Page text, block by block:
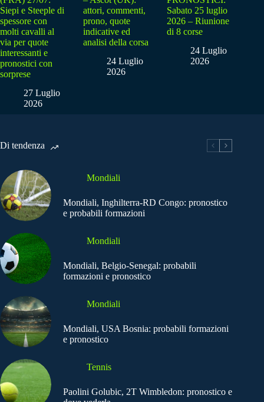
Siepi e Steeple di
spessore con
molti cavalli al
via per quote
interessanti e
pronostici con
sorprese
27 Luglio
2026
attori, commenti,
prono, quote
indicative ed
analisi della corsa
24 Luglio
2026
Sabato 25 luglio
2026 – Riunione
di 8 corse
24 Luglio
2026
Di tendenza
Mondiali
Mondiali, Inghilterra-RD Congo: pronostico
e probabili formazioni
Mondiali
Mondiali, Belgio-Senegal: probabili
formazioni e pronostico
Mondiali
Mondiali, USA Bosnia: probabili formazioni
e pronostico
Tennis
Paolini Golubic, 2T Wimbledon: pronostico e